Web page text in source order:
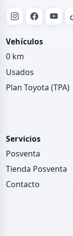
Vehículos
0 km
Usados
Plan Toyota (TPA)
Servicios
Posventa
Tienda Posventa
Contacto